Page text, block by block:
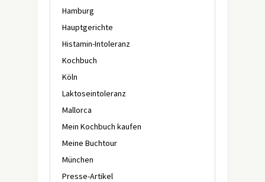
Hamburg
Hauptgerichte
Histamin-Intoleranz
Kochbuch
Köln
Laktoseintoleranz
Mallorca
Mein Kochbuch kaufen
Meine Buchtour
München
Presse-Artikel